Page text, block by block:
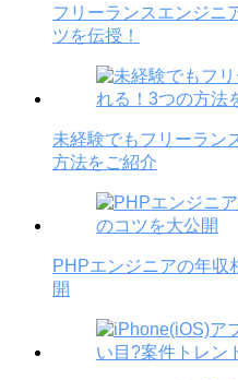
フリーランスエンジニ
ツを伝授！
未経験でもフリーラン
方法をご紹介
PHPエンジニアの年収
開